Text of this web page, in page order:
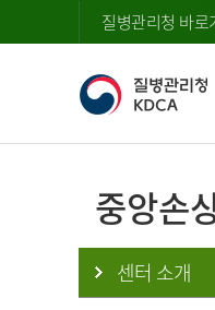
질병관리청 바로
중앙손
센터 소개